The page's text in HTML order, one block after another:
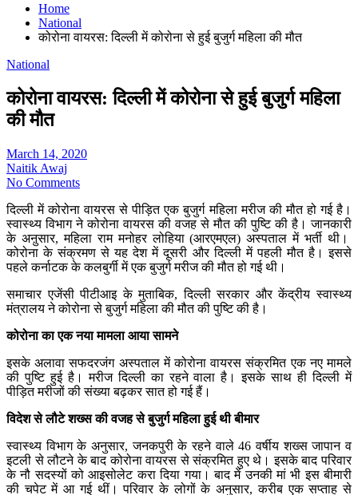
Home
National
कोरोना वायरस: दिल्ली में कोरोना से हुई बुजुर्ग महिला की मौत
National
कोरोना वायरस: दिल्ली में कोरोना से हुई बुजुर्ग महिला
की मौत
March 14, 2020
Naitik Awaj
No Comments
दिल्ली में कोरोना वायरस से पीड़ित एक बुजुर्ग महिला मरीज की मौत हो गई है।
स्वास्थ्य विभाग ने कोरोना वायरस की वजह से मौत की पुष्टि की है। जानकारी
के अऩुसार, महिला राम मनोहर लोहिया (आरएमएल) अस्पताल में भर्ती थी।
कोरोना के संक्रमण से यह देश में दूसरी और दिल्ली में पहली मौत है। इससे
पहले कर्नाटक के कलबुर्गी में एक बुजुर्ग मरीज की मौत हो गई थी।
समाचार एजेंसी पीटीआइ के मुताबिक, दिल्ली सरकार और केंद्रीय स्वास्थ्य
मंत्रालय ने कोरोना से बुजुर्ग महिला की मौत की पुष्टि की है।
कोरोना का एक नया मामला आया सामने
इसके अलावा सफदरजंग अस्पताल में कोरोना वायरस संक्रमित एक नए मामले
की पुष्टि हुई है। मरीज दिल्ली का रहने वाला है। इसके साथ ही दिल्ली में
पीड़ित मरीजों की संख्या बढ़कर सात हो गई हैं।
विदेश से लौटे शख्स की वजह से बुजुर्ग महिला हुई थी बीमार
स्वास्थ्य विभाग के अनुसार, जनकपुरी के रहने वाले 46 वर्षीय शख्स जापान व
इटली से लौटने के बाद कोरोना वायरस से संक्रमित हुए थे। इसके बाद परिवार
के नौ सदस्यों को आइसोलेट करा दिया गया। बाद में उनकी मां भी इस बीमारी
की चपेट में आ गई थीं। परिवार के लोगों के अनुसार, करीब एक सप्ताह से